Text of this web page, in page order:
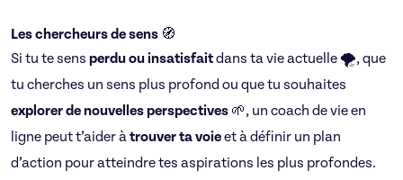
Les chercheurs de sens 🧭
Si tu te sens perdu ou insatisfaitdans ta vie actuelle 🌪, que
tu cherches un sens plus profond ou que tu souhaites
explorer de nouvelles perspectives 🌱, un coach de vie en
ligne peut t’aider àtrouver ta voieet à définir un plan
d’action pour atteindre tes aspirations les plus profondes.